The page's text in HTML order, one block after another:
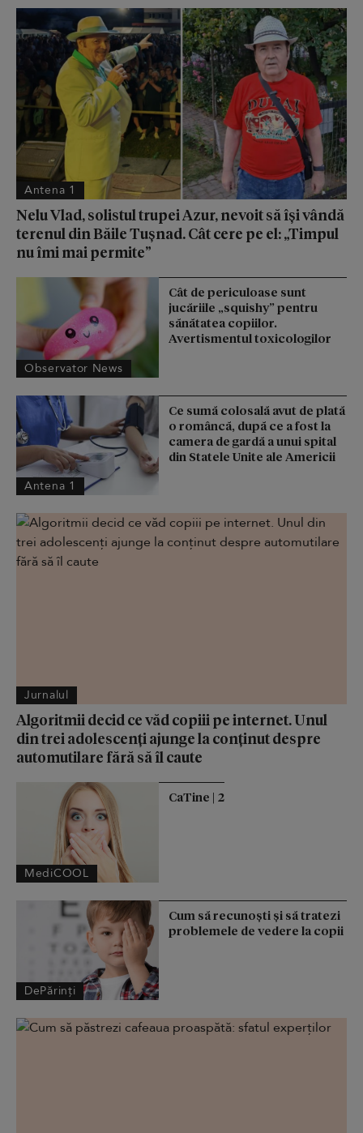
Antena 1
Nelu Vlad, solistul trupei Azur, nevoit să își vândă
terenul din Băile Tușnad. Cât cere pe el: „Timpul
nu îmi mai permite”
Observator News
Cât de periculoase sunt
jucăriile „squishy” pentru
sănătatea copiilor.
Avertismentul toxicologilor
Antena 1
Ce sumă colosală avut de plată
o româncă, după ce a fost la
camera de gardă a unui spital
din Statele Unite ale Americii
Jurnalul
Algoritmii decid ce văd copiii pe internet. Unul
din trei adolescenți ajunge la conținut despre
automutilare fără să îl caute
MediCOOL
CaTine | 2
DePărinți
Cum să recunoști și să tratezi
problemele de vedere la copii